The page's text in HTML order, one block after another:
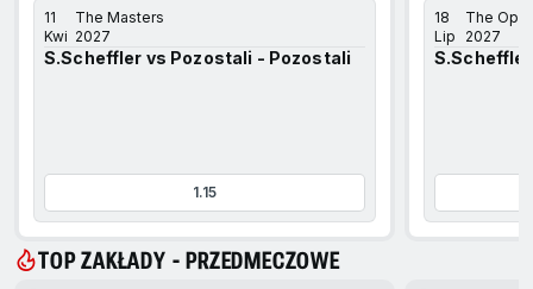
11
Kwi
The Masters
2027
S.Scheffler vs Pozostali - Pozostali
1.15
18
Lip
The
2027
na początek
TOP ZAKŁADY - PRZEDMECZOWE